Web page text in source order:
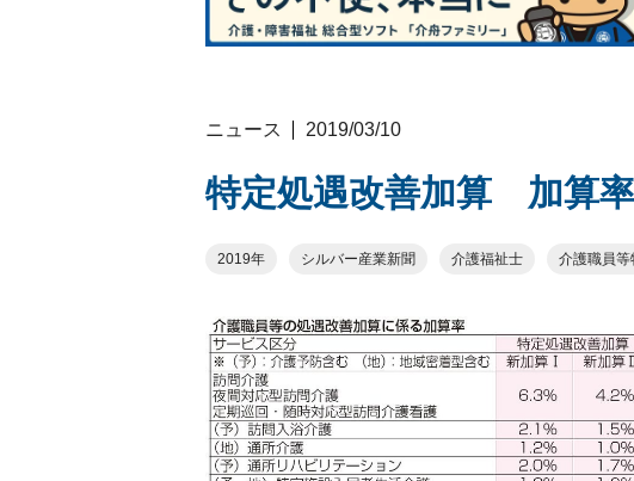
ニュース 2019/03/10
特定処遇改善加算 加算
2019年 シルバー産業新聞 介護福祉士 介護職員